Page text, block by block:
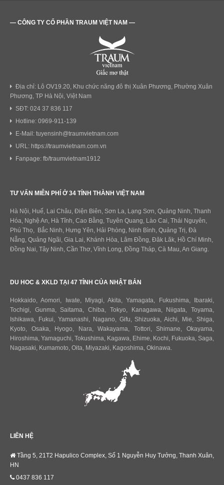
— CÔNG TY CỔ PHẦN TRAUM VIỆT NAM —
Địa chỉ: Lô OV19.20, Khu chức năng đô thị Xuân Phương, Phường Xuân
Phương, TP Hà Nội, Việt Nam
SĐT: 024 37 836 117
Hotline: 0969-911-139
E-Mail: tuyensinh@traumvietnam.com
URL: https://traumvietnam.com.vn
Fanpage: fb/traumvietnam1912
TƯ VẤN MIỄN PHÍ Ở 34 TỈNH THÀNH VIỆT NAM
Hà Nội, Huế, Lai Châu, Điện Biên, Sơn La, Lạng Sơn, Quảng Ninh, Thanh
Hóa, Nghệ An, Hà Tĩnh, Cao Bằng, Tuyên Quang, Lào Cai, Thái Nguyên,
Phú Thọ, Bắc Ninh, Hưng Yên, Hải Phòng, Ninh Bình, Quảng Trị, Đà
Nẵng, Quảng Ngãi, Gia Lai, Khánh Hòa, Lâm Đồng, Đăk Lăk, Hồ Chí Minh,
Đồng Nai, Tây Ninh, Cần Thơ, Vĩnh Long, Đồng Tháp, Cà Mau, An Giang.
DU HOC & XKLD TẠI 47 TỈNH CỦA NHẬT BẢN
Hokkaido,Aomori, Iwate, Miyagi,Akita,Yamagata, Fukushima, Ibaraki,
Tochigi, Gunma, Saitama,Chiba, Tokyo, Kanagawa, Niigata,Toyama,
Ishikawa, Fukui, Yamanashi, Nagano, Gifu, Shizuoka,Aichi, Mie, Shiga,
Kyoto, Osaka, Hyogo, Nara,Wakayama, Tottori, Shimane,Okayama,
Hiroshima, Yamaguchi, Tokushima, Kagawa, Ehime, Kochi, Fukuoka, Saga,
Nagasaki, Kumamoto, Oita, Miyazaki, Kagoshima, Okinawa.
LIÊN HỆ
Tầng 5, 21T2 Hapulico Complex, Số 1 Nguyễn Huy Tưởng, Thanh Xuân,
HN
0437 836 117